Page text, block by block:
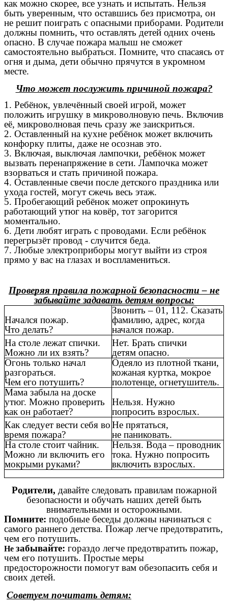
как можно скорее, все узнать и испытать. Нельзя
быть уверенным, что оставшись без присмотра, он
не решит поиграть с опасными приборами. Родители
должны помнить, что оставлять детей одних очень
опасно. В случае пожара малыш не сможет
самостоятельно выбраться. Помните, что спасаясь от
огня и дыма, дети обычно прячутся в укромном
месте.
Что может послужить причиной пожара?
1. Ребёнок, увлечённый своей игрой, может
положить игрушку в микроволновую печь. Включив
её, микроволновая печь сразу же заискриться.
2. Оставленный на кухне ребёнок может включить
конфорку плиты, даже не осознав это.
3. Включая, выключая лампочки, ребёнок может
вызвать перенапряжение в сети. Лампочка может
взорваться и стать причиной пожара.
4. Оставленные свечи после детского праздника или
ухода гостей, могут сжечь весь этаж.
5. Пробегающий ребёнок может опрокинуть
работающий утюг на ковёр, тот загорится
моментально.
6. Дети любят играть с проводами. Если ребёнок
перегрызёт провод - случится беда.
7. Любые электроприборы могут выйти из строя
прямо у вас на глазах и воспламениться.
Проверяя правила пожарной безопасности – не
забывайте задавать детям вопросы:
Начался пожар.
Что делать?
Звонить – 01, 112. Сказать
фамилию, адрес, когда
начался пожар.
На столе лежат спички.
Можно ли их взять?
Нет. Брать спички
детям опасно.
Огонь только начал
разгораться.
Чем его потушить?
Одеяло из плотной ткани,
кожаная куртка, мокрое
полотенце, огнетушитель.
Мама забыла на доске
утюг. Можно проверить
как он работает?
Нельзя. Нужно
попросить взрослых.
Как следует вести себя во
время пожара?
Не прятаться,
не паниковать.
На столе стоит чайник.
Можно ли включить его
мокрыми руками?
Нельзя. Вода – проводник
тока. Нужно попросить
включить взрослых.
Родители, давайте следовать правилам пожарной
безопасности и обучать наших детей быть
внимательными и осторожными.
Помните: подобные беседы должны начинаться с
самого раннего детства. Пожар легче предотвратить,
чем его потушить.
Не забывайте: гораздо легче предотвратить пожар,
чем его потушить. Простые меры
предосторожности помогут вам обезопасить себя и
своих детей.
Советуем почитать детям: